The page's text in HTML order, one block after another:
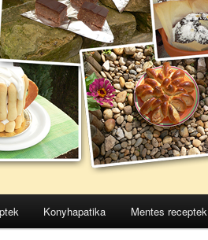
Konyhapatika Mentes receptek